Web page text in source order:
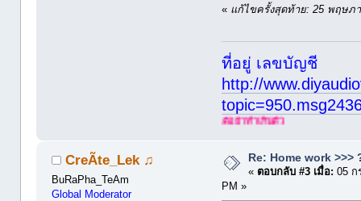
« แก้ไขครั้งสุดท้าย: 25 พฤษภ
ที่อยู่ เลขบัญชี
http://
CreÃte_Lek ♫
BuRaPha_TeAm
Global Moderator
Re: Home work >>>
« ตอบกลับ #3 เมื่อ: 05 ก
PM »